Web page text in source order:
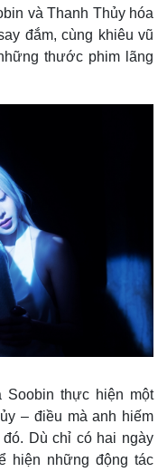
và Thanh Thủy hóa
đắm, cùng khiêu vũ
thước phim lãng
thực hiện một
– điều mà anh hiếm
Dù chỉ có hai ngày
hiện những động tác